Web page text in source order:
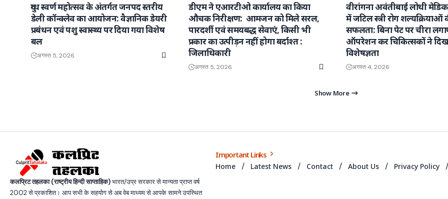
दुग्ध स्वर्ण महोत्सव के अंतर्गत जनपद स्तरीय
डेली कॉन्क्लेव का आयोजन: वैज्ञानिक डेयरी
प्रबंधन एवं पशु स्वास्थ्य पर दिया गया विशेष
बल
अगस्त 5, 2026
डीएम ने एआरटीओ कार्यालय का किया
औचक निरीक्षण: आमजन को मिले सरल,
पारदर्शी एवं समयबद्ध सेवाएं, किसी भी
प्रकार का उत्पीड़न नहीं होगा बर्दाश्त :
जिलाधिकारी
अगस्त 5, 2026
वीरांगना अवंतीबाई लोधी
में जटिल स्त्री रोग शल्यक्रियाओं
सफलता: बिना पेट पर चीरा
ऑपरेशन कर चिकित्सकों ने
विशेषज्ञता
अगस्त 4, 2026
Show More
कलप्रिट तहलका (राष्ट्रीय हिन्दी साप्ताहिक)भारत/उप्र सरकार से मान्यता प्राप्त वर्ष
2002 से प्रकाशित। आप सभी के सहयोग से अब वेब माध्यम से आपके सामने उपस्थित
Important Links
Home Latest News Contact About Us Privacy Policy